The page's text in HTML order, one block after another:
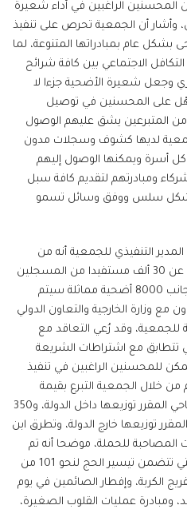
المحسنين الراغبين في أداء شعيرة
وأشار أن الجمعية تحرص على تنفيذ
عام بمبادراتها المتنوعة، لما
الاجتماعي بين كافة شرائح
وجعل شعيرة الأضحية جزءا لا
على المحسنين في توصيل
المتبرعين يشق عليهم الوصول
لديها كشوف وسجلات مدون
كل أسرة ويمكنها الوصول إليهم
ومبادرتهم لتقديم كافة سبل
سلس ووفق وسائل تسمو
التنفيذي للجمعية أنه من
المقرر توزيع 3000 أضحية لما يزيد عن 30 ألف مستفيدا من المسجلين
بكشوف المساعدات الداخلية، إلى جانب 8000 أضحية مماثلة سيتم
30 دولة بالتعاون مع وزارة الخارجية والتعاون الدولي
للجمعية، وقد رُعي التعاقد مع
تتطابق مع اشتراطات الشريعة
للمحسنين الراغبين في تنفيذ
خلال الجمعية التبرع بقيمة
الأضحية التي تبلغ 600 درهم للأضاحي المقرر توزيعها داخل الدولة، و350
توزيعها خارج الدولة، وتطرق ابن
المصاحبة للحملة، موضحا أنه تم
اعتماد تنفيذ عدد من المبادرات والتي تتضمن تيسير الحج لنحو 101 من
الكربة، وإفطار الصائمين في يوم
ومبادرة عمليات القلوب الصغيرة،